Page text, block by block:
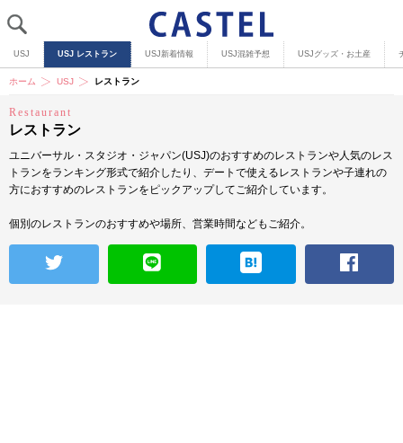
USJ USJ レストラン USJ新着情報 USJ混雑予想 USJグッズ・お土産
ホーム USJ レストラン
Restaurant
レストラン
ユニバーサル・スタジオ・ジャパン(USJ)のおすすめのレストランや人気のレス
トランをランキング形式で紹介したり、デートで使えるレストランや子連れの
方におすすめのレストランをピックアップしてご紹介しています。
個別のレストランのおすすめや場所、営業時間などもご紹介。